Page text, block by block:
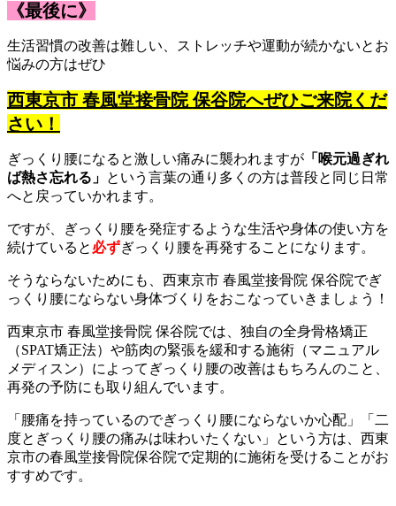
《最後に》
生活習慣の改善は難しい、ストレッチや運動が続かないとお
悩みの方はぜひ
西東京市 春風堂接骨院 保谷院へぜひご来院くだ
さい！
ぎっくり腰になると激しい痛みに襲われますが 「喉元過ぎれ
ば熱さ忘れる」 という言葉の通り多くの方は普段と同じ日常
へと戻っていかれます。
ですが、ぎっくり腰を発症するような生活や身体の使い方を
続けていると 必ずぎっくり腰を再発することになります。
そうならないためにも、西東京市 春風堂接骨院 保谷院でぎ
っくり腰にならない身体づくりをおこなっていきましょう！
西東京市 春風堂接骨院 保谷院では、独自の全身骨格矯正
（SPAT矯正法）や筋肉の緊張を緩和する施術（マニュアル
メディスン）によってぎっくり腰の改善はもちろんのこと、
再発の予防にも取り組んでいます。
「腰痛を持っているのでぎっくり腰にならないか心配」「二
度とぎっくり腰の痛みは味わいたくない」という方は、西東
京市の春風堂接骨院保谷院で定期的に施術を受けることがお
すすめです。